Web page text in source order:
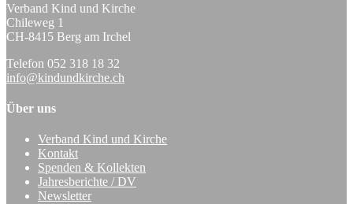
Verband Kind und Kirche
Chileweg 1
CH-8415 Berg am Irchel
Telefon 052 318 18 32
info@kindundkirche.ch
Über uns
Verband Kind und Kirche
Kontakt
Spenden & Kollekten
Jahresberichte / DV
Newsletter